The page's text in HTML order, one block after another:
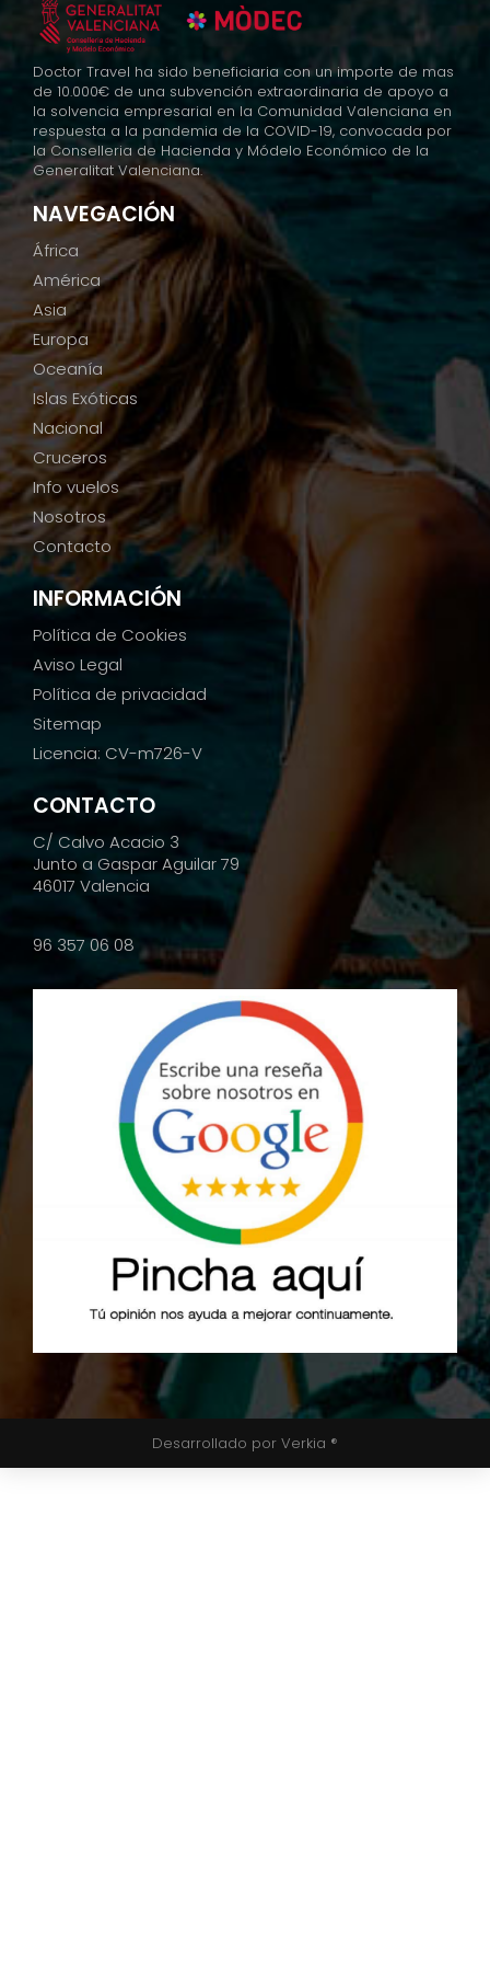
Información adicional
Puede obtener toda la Información
adicional y detallada que precise sobre el
tratamiento y protección de sus datos
personales en el enlace (**incluir enlace
a la Política de Privacidad)
Doctor Travel ha sido beneficiaria con un importe de mas
de 10.000€ de una subvención extraordinaria de apoyo a
la solvencia empresarial en la Comunidad Valenciana en
respuesta a la pandemia de la COVID-19, convocada por
la Conselleria de Hacienda y Módelo Económico de la
Generalitat Valenciana.
NAVEGACIÓN
África
América
Asia
Europa
Oceanía
Islas Exóticas
Nacional
Cruceros
Info vuelos
Nosotros
Contacto
INFORMACIÓN
Política de Cookies
Aviso Legal
Política de privacidad
Sitemap
Licencia: CV-m726-V
CONTACTO
C/ Calvo Acacio 3
Junto a Gaspar Aguilar 79
46017 Valencia
96 357 06 08
Desarrollado por Verkia ®